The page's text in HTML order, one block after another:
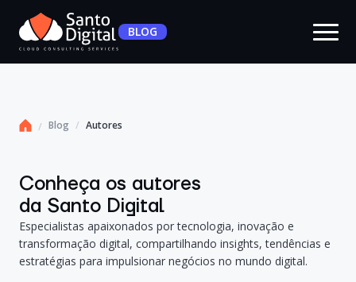
BLOG
Blog Autores
Conheça os autores
da Santo Digital
Especialistas apaixonados por tecnologia, inovação e
transformação digital, compartilhando insights, tendências e
estratégias para impulsionar negócios no mundo digital.